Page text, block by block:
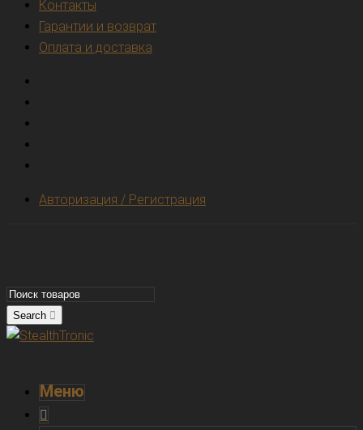
Контакты
Гарантии и возврат
Оплата и доставка
Авторизация / Регистрация
Search
Меню